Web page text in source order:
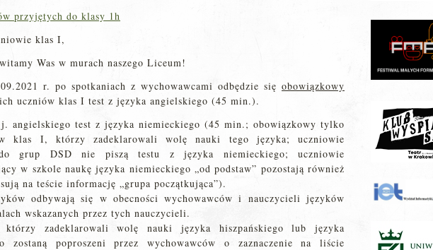
przyjętych do klasy 1h
klas I,
Was w murach naszego Liceum!
r. po spotkaniach z wychowawcami odbędzie się obowiązkowy
uczniów klas I test z języka angielskiego (45 min.).
angielskiego test z języka niemieckiego (45 min.; obowiązkowy tylko
klas I, którzy zadeklarowali wolę nauki tego języka; uczniowie
do grup DSD nie piszą testu z języka niemieckiego; uczniowie
w szkole naukę języka niemieckiego „od podstaw” pozostają również
na teście informację „grupa początkująca”).
odbywają się w obecności wychowawców i nauczycieli języków
wskazanych przez tych nauczycieli.
którzy zadeklarowali wolę nauki języka hiszpańskiego lub języka
zostaną poproszeni przez wychowawców o zaznaczenie na liście